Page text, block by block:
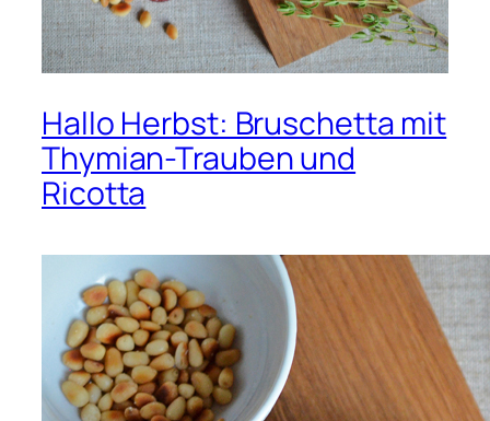
Hallo Herbst: Bruschetta mit
Thymian-Trauben und
Ricotta